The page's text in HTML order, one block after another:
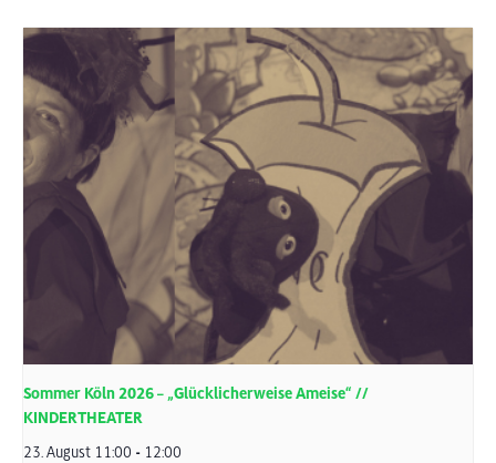
Sommer Köln 2026 – „Glücklicherweise Ameise“ //
KINDERTHEATER
23. August 11:00 - 12:00